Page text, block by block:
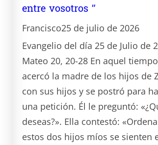
entre vosotros ”
Francisco25 de julio de 2026
Evangelio del día 25 de Julio de
Mateo 20, 20-28 En aquel
acercó la madre de los hijos de
con sus hijos y se postró para
una petición. Él le preguntó:
deseas?». Ella contestó:
estos dos hijos míos se sienten